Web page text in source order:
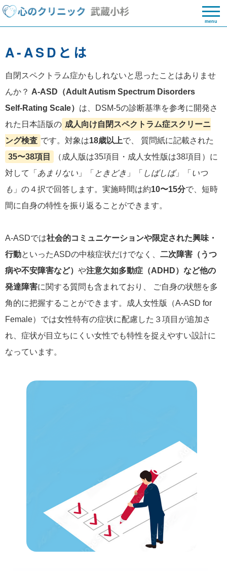
menu
A‑ASDとは
自閉スペクトラム症かもしれないと思ったことはありませ
んか？ A‑ASD（Adult Autism Spectrum Disorders
Self‑Rating Scale） は、DSM‑5の診断基準を参考に開発さ
れた日本語版の 成人向け自閉スペクトラム症スクリーニ
ング検査 です。対象は18歳以上で、 質問紙に記載された
35〜38項目
（成人版は35項目・成人女性版は38項目）に
対して「 あまりない 」「 ときどき 」「 しばしば」「 いつ
も 」の４択で回答します。実施時間は約10〜15分で、短時
間に自身の特性を振り返ることができます。
A‑ASDでは社会的コミュニケーションや限定された興味・
行動といったASDの中核症状だけでなく、 二次障害（うつ
病や不安障害など） や注意欠如多動症（ADHD）など他の
発達障害に関する質問も含まれており、 ご自身の状態を多
角的に把握することができます。成人女性版（A‑ASD for
Female）では女性特有の症状に配慮した３項目が追加さ
れ、症状が目立ちにくい女性でも特性を捉えやすい設計に
なっています。